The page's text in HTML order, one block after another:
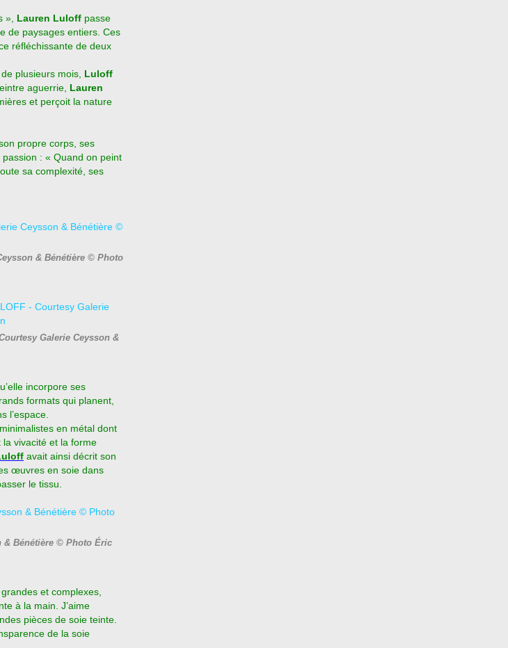
», Lauren Luloff passe
de paysages entiers. Ces
réfléchissante de deux
plusieurs mois, Luloff
aguerrie, Lauren
et perçoit la nature
propre corps, ses
: « Quand on peint
sa complexité, ses
& Bénétière © Photo
Galerie Ceysson &
incorpore ses
formats qui planent,
l’espace.
en métal dont
vivacité et la forme
avait ainsi décrit son
œuvres en soie dans
le tissu.
& Bénétière © Photo Éric
et complexes,
à la main. J’aime
pièces de soie teinte.
de la soie